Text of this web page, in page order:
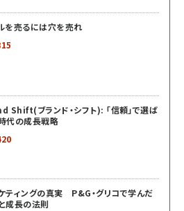
を売るには穴を売れ
Shift(ブランド・シフト): 「信頼」で選ば
代の成長戦略
ティングの真実 P&G・グリコで学んだ
成長の法則